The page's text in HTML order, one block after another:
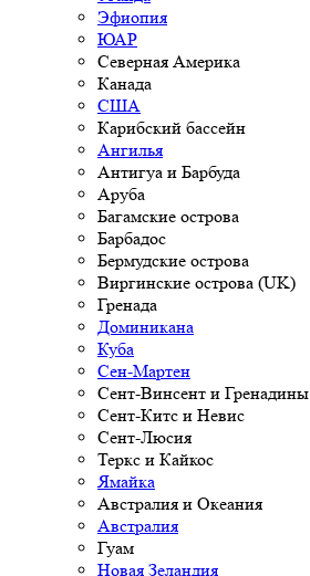
Эфиопия
ЮАР
Северная Америка
Канада
США
Карибский бассейн
Ангилья
Антигуа и Барбуда
Аруба
Багамские острова
Барбадос
Бермудские острова
Виргинские острова (UK)
Гренада
Доминикана
Куба
Сен-Мартен
Сент-Винсент и Гренадины
Сент-Китс и Невис
Сент-Люсия
Теркс и Кайкос
Ямайка
Австралия и Океания
Австралия
Гуам
Новая Зеландия